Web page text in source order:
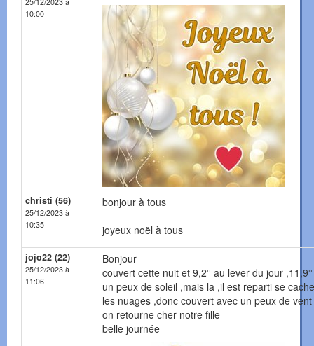
10:00
christi (56)
25/12/2023 à
10:35
bonjour à tous
joyeux noël à tous
jojo22 (22)
25/12/2023 à
11:06
Bonjour
couvert cette nuit et 9,2° au lever du jour
un peux de soleil ,mais la ,il est reparti se
les nuages ,donc couvert avec un peux de vent
on retourne cher notre fille
belle journée